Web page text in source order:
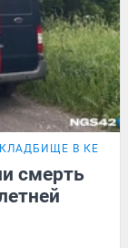
В
смерть